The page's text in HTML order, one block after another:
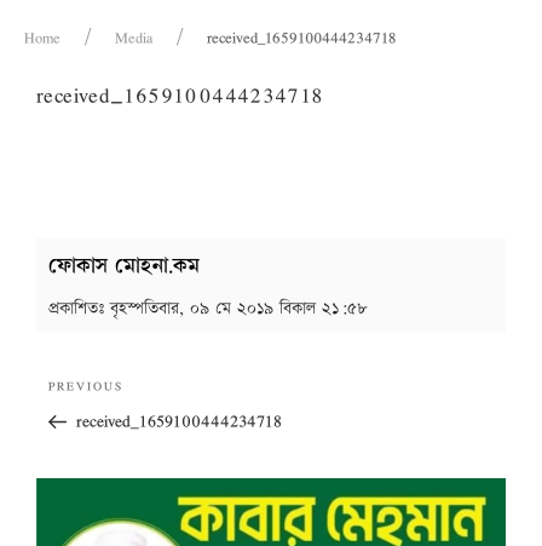
Home Media received_1659100444234718
received_1659100444234718
ফোকাস মোহনা.কম
প্রকাশিতঃবৃহস্পতিবার, ০৯ মে ২০১৯ বিকাল ২১:৫৮
navigation
Previous
Post
PREVIOUS
received_1659100444234718